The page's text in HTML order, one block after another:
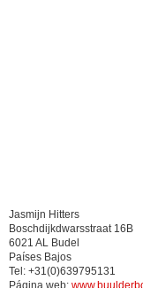
Jasmijn Hitters
Boschdijkdwarsstraat 16B
6021 AL Budel
Países Bajos
Tel: +31(0)639795131
Página web: